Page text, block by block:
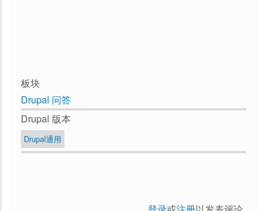
板块
Drupal 问答
Drupal 版本
Drupal通用